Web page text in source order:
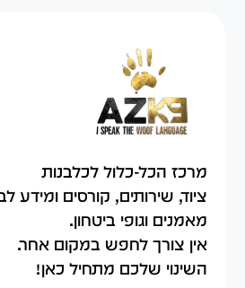
מרכז הכל-כלול לכלבנות
ציוד, שירותים, קורסים ומידע
מאמנים וגופי ביטחון.
אין צורך לחפש במקום אחר.
השינוי שלכם מתחיל כאן!